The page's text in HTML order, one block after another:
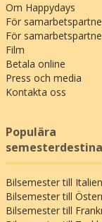
Om Happydays
För
För
Film
Betala online
Press och media
Kontakta oss
Populära
Bilsemester till Italien
Bilsemester till
Bilsemester till